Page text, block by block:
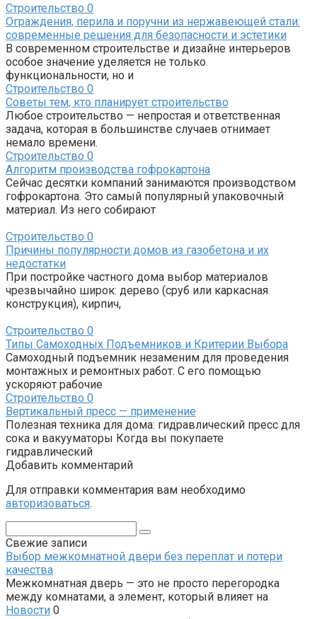
Строительство 0
Ограждения, перила и поручни из нержавеющей стали:
современные решения для безопасности и эстетики
В современном строительстве и дизайне интерьеров
особое значение уделяется не только
функциональности, но и
Строительство 0
Советы тем, кто планирует строительство
Любое строительство — непростая и ответственная
задача, которая в большинстве случаев отнимает
немало времени.
Строительство 0
Алгоритм производства гофрокартона
Сейчас десятки компаний занимаются производством
гофрокартона. Это самый популярный упаковочный
материал. Из него собирают
Строительство 0
Причины популярности домов из газобетона и их
недостатки
При постройке частного дома выбор материалов
чрезвычайно широк: дерево (сруб или каркасная
конструкция), кирпич,
Строительство 0
Типы Самоходных Подъемников и Критерии Выбора
Самоходный подъемник незаменим для проведения
монтажных и ремонтных работ. С его помощью
ускоряют рабочие
Строительство 0
Вертикальный пресс — применение
Полезная техника для дома: гидравлический пресс для
сока и вакууматоры Когда вы покупаете
гидравлический
Добавить комментарий
Для отправки комментария вам необходимо
авторизоваться.
Свежие записи
Выбор межкомнатной двери без переплат и потери
качества
Межкомнатная дверь — это не просто перегородка
между комнатами, а элемент, который влияет на
Новости 0